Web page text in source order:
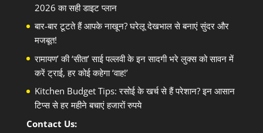
2026 का सही डाइट प्लान
बार-बार टूटते हैं आपके नाखून? घरेलू देखभाल से बनाएं सुंदर और
मजबूत!
रामायण’ की ‘सीता’ साई पल्लवी के इन सादगी भरे लुक्स को सावन में
करें ट्राई, हर कोई कहेगा ‘वाह!’
Kitchen Budget Tips: रसोई के खर्च से हैं परेशान? इन आसान
टिप्स से हर महीने बचाएं हजारों रुपये
Contact Us: